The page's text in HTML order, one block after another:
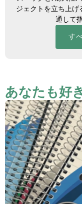
ジェクトを立ち上げ
通して
す
あなたも好